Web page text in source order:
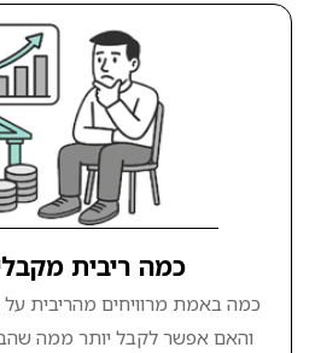
כמה ריבית
כמה באמת מרוויחים מהריבית
והאם אפשר לקבל יותר ממה